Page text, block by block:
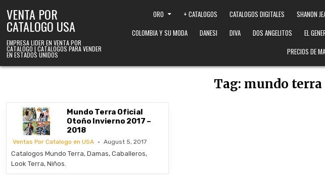
VENTA POR
CATALOGO USA
EMPRESA LIDER EN VENTA POR
CATALOGO | CATALOGOS PARA VENDER
EN ESTADOS UNIDOS
ORO + CATALOGOS CATALOGOS DIGITALES SHANON
COLOMBIA Y SU MODA
DANESI DIVA DOS ANGELITOS EL
PRECIOS DE
Tag: mundo terra
Mundo Terra Oficial
Otoño Invierno 2017 –
2018
Ventas Por Catalogo en USA August 5, 2017
Catalogos Mundo Terra, Damas, Caballeros,
Look Terra, Niños.